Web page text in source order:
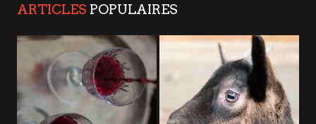
ARTICLES POPULAIRES